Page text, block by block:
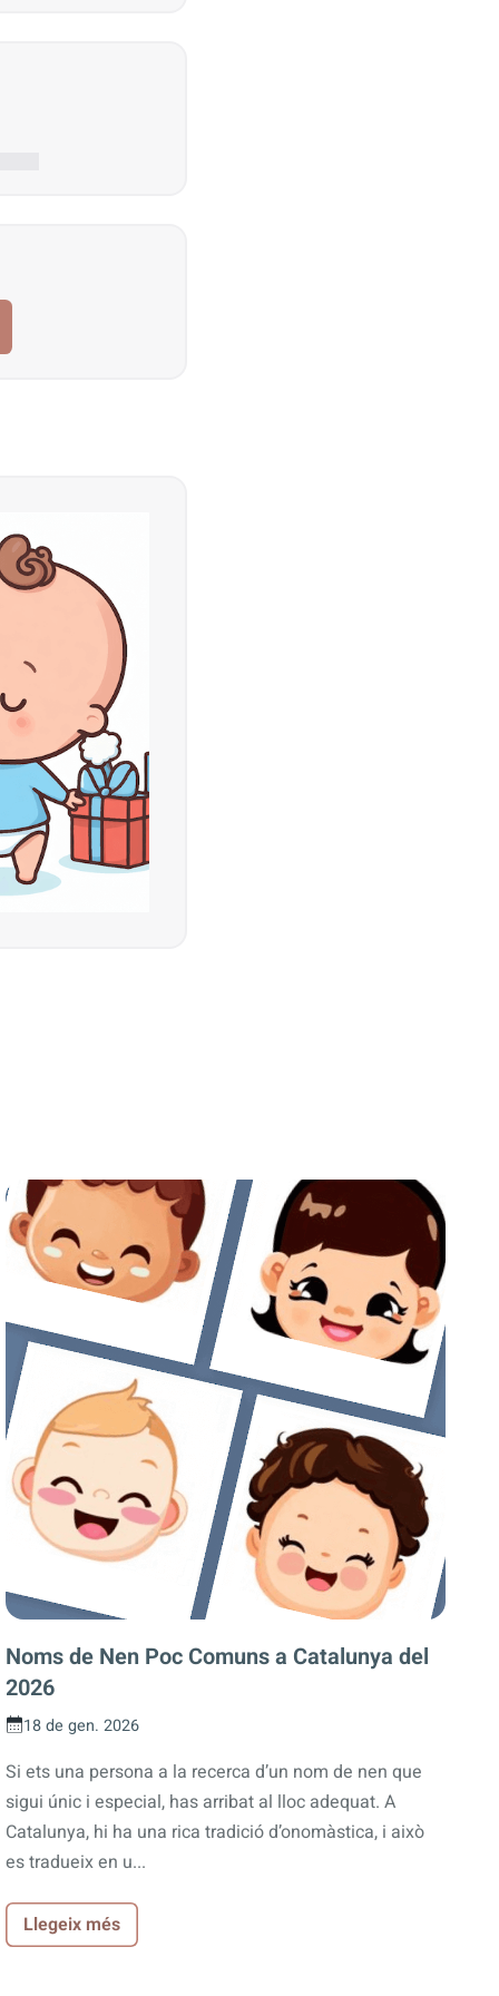
Noms de Nen Poc Comuns a Catalunya del
2026
18 de gen. 2026
Si ets una persona a la recerca d’un nom de nen que
sigui únic i especial, has arribat al lloc adequat. A
Catalunya, hi ha una rica tradició d’onomàstica, i això
es tradueix en u...
Llegeix més